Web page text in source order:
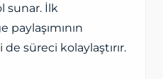
sunar. İlk
süreci kolaylaştırır.